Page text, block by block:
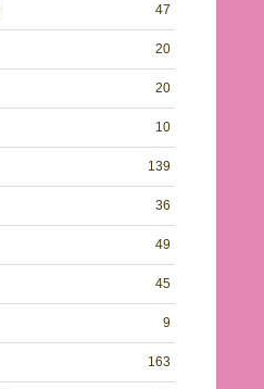
47
20
20
10
139
36
49
45
9
163